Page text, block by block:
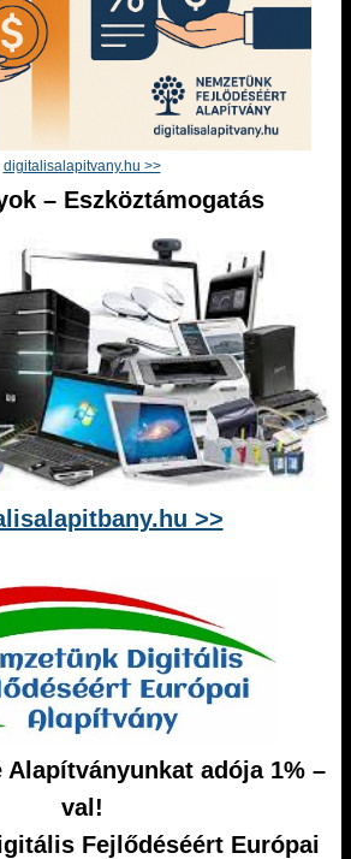
digitalisalapitvany.hu >>
– Eszköztámogatás
>>
Alapítványunkat adója 1% –
val!
Fejlődéséért Európai